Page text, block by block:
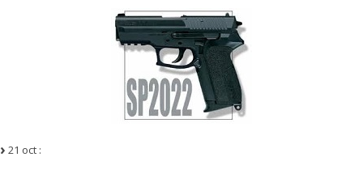
21 oct :